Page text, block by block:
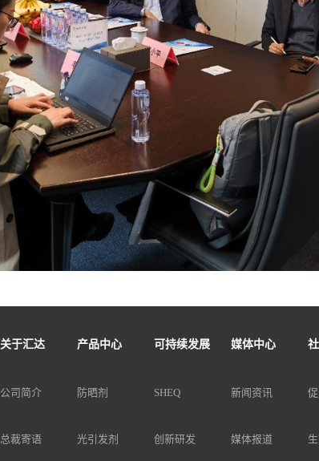
关于汇达
公司简介
总裁寄语
产品中心
防晒剂
光引发剂
可持续发展
SHEQ
创新研发
媒体中心
新闻资讯
媒体报道